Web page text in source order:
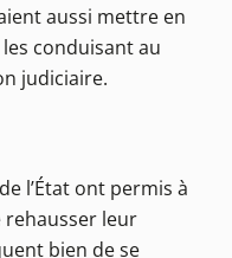
aussi mettre en
conduisant au
judiciaire.
l’État ont permis à
leur
bien de se